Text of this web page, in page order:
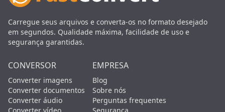
Carregue seus arquivos e converta-os no formato desejado
em segundos. Qualidade máxima, facilidade de uso e
segurança garantidas.
CONVERSOR
Converter imagens
Converter documentos
Converter áudio
EMPRESA
Blog
Sobre nós
Perguntas frequentes